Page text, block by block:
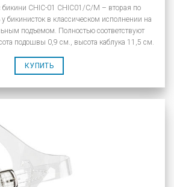
CHIC-01 CHIC01/C/M – вторая по
бикинисток в классическом исполнении на
подъемом. Полностью соответствуют
подошвы 0,9 см., высота каблука 11,5 см.
КУПИТЬ